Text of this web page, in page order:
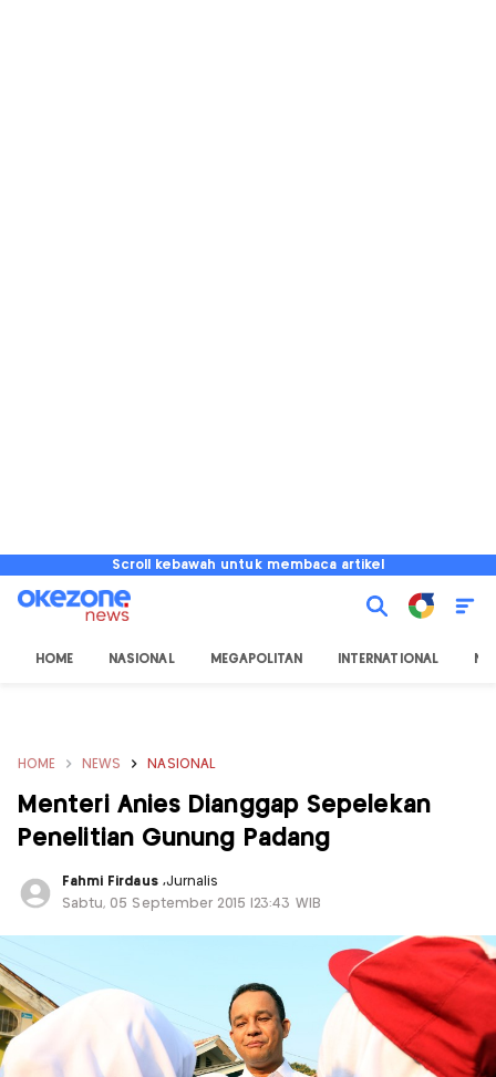
Scroll kebawah untuk membaca artikel
HOME NASIONAL MEGAPOLITAN INTERNATIONAL
HOME NEWS NASIONAL
Menteri Anies Dianggap Sepelekan
Penelitian Gunung Padang
Fahmi Firdaus ,Jurnalis
Sabtu, 05 September 2015 |23:43 WIB